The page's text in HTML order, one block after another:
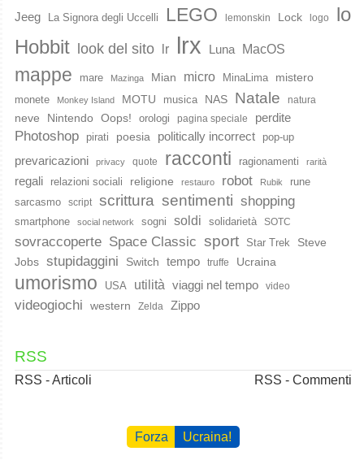
Jeeg La Signora degli Uccelli LEGO lemonskin Lock logo
lo
Hobbit look del sito lr lrx Luna MacOS
mappe mare Mazinga Mian micro MinaLima mistero
monete Monkey Island MOTU musica NAS Natale natura
neve Nintendo Oops! orologi pagina speciale perdite
Photoshop pirati poesia politically incorrect pop-up
prevaricazioni privacy quote racconti ragionamenti rarità
regali relazioni sociali religione restauro robot Rubik
rune
sarcasmo
script scrittura sentimenti shopping
smartphone social network sogni soldi solidarietà SOTC
sovraccoperte Space Classic sport Star Trek
Steve
Jobs stupidaggini Switch tempo truffe Ucraina
umorismo USA utilità viaggi nel tempo video
videogiochi western Zelda Zippo
RSS
RSS - Articoli RSS - Commenti
Forza Ucraina!